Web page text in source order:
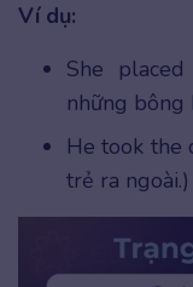
Ví dụ:
She
những bông
He took the
trẻ ra ngoài.)